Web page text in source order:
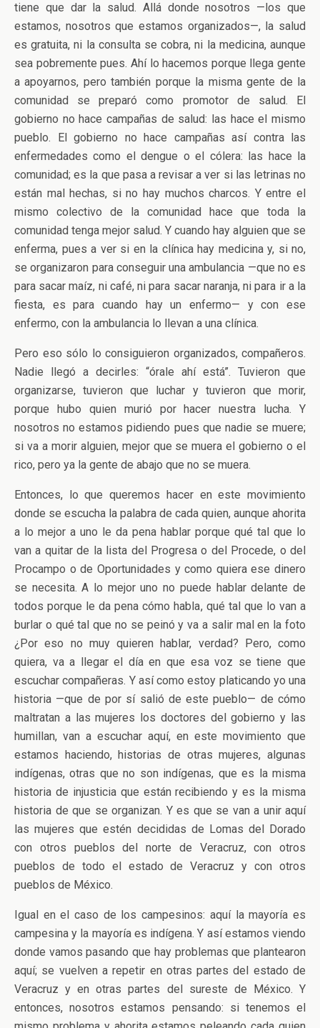
tiene que dar la salud. Allá donde nosotros —los que
estamos, nosotros que estamos organizados—, la salud
es gratuita, ni la consulta se cobra, ni la medicina, aunque
sea pobremente pues. Ahí lo hacemos porque llega gente
a apoyarnos, pero también porque la misma gente de la
comunidad se preparó como promotor de salud. El
gobierno no hace campañas de salud: las hace el mismo
pueblo. El gobierno no hace campañas así contra las
enfermedades como el dengue o el cólera: las hace la
comunidad; es la que pasa a revisar a ver si las letrinas no
están mal hechas, si no hay muchos charcos. Y entre el
mismo colectivo de la comunidad hace que toda la
comunidad tenga mejor salud. Y cuando hay alguien que se
enferma, pues a ver si en la clínica hay medicina y, si no,
se organizaron para conseguir una ambulancia —que no es
para sacar maíz, ni café, ni para sacar naranja, ni para ir a la
fiesta, es para cuando hay un enfermo— y con ese
enfermo, con la ambulancia lo llevan a una clínica.
Pero eso sólo lo consiguieron organizados, compañeros.
Nadie llegó a decirles: “órale ahí está”. Tuvieron que
organizarse, tuvieron que luchar y tuvieron que morir,
porque hubo quien murió por hacer nuestra lucha. Y
nosotros no estamos pidiendo pues que nadie se muere;
si va a morir alguien, mejor que se muera el gobierno o el
rico, pero ya la gente de abajo que no se muera.
Entonces, lo que queremos hacer en este movimiento
donde se escucha la palabra de cada quien, aunque ahorita
a lo mejor a uno le da pena hablar porque qué tal que lo
van a quitar de la lista del Progresa o del Procede, o del
Procampo o de Oportunidades y como quiera ese dinero
se necesita. A lo mejor uno no puede hablar delante de
todos porque le da pena cómo habla, qué tal que lo van a
burlar o qué tal que no se peinó y va a salir mal en la foto
¿Por eso no muy quieren hablar, verdad? Pero, como
quiera, va a llegar el día en que esa voz se tiene que
escuchar compañeras. Y así como estoy platicando yo una
historia —que de por sí salió de este pueblo— de cómo
maltratan a las mujeres los doctores del gobierno y las
humillan, van a escuchar aquí, en este movimiento que
estamos haciendo, historias de otras mujeres, algunas
indígenas, otras que no son indígenas, que es la misma
historia de injusticia que están recibiendo y es la misma
historia de que se organizan. Y es que se van a unir aquí
las mujeres que estén decididas de Lomas del Dorado
con otros pueblos del norte de Veracruz, con otros
pueblos de todo el estado de Veracruz y con otros
pueblos de México.
Igual en el caso de los campesinos: aquí la mayoría es
campesina y la mayoría es indígena. Y así estamos viendo
donde vamos pasando que hay problemas que plantearon
aquí; se vuelven a repetir en otras partes del estado de
Veracruz y en otras partes del sureste de México. Y
entonces, nosotros estamos pensando: si tenemos el